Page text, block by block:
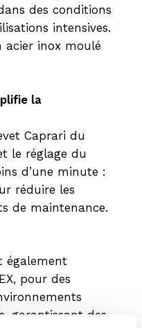
des conditions
intensives.
acier inox moulé
la
Caprari du
le réglage du
d’une minute :
réduire les
de maintenance.
également
pour des
garantissant des